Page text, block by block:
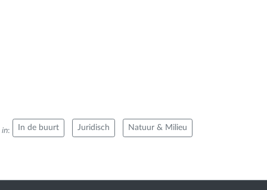
in: In de buurt Juridisch Natuur & Milieu